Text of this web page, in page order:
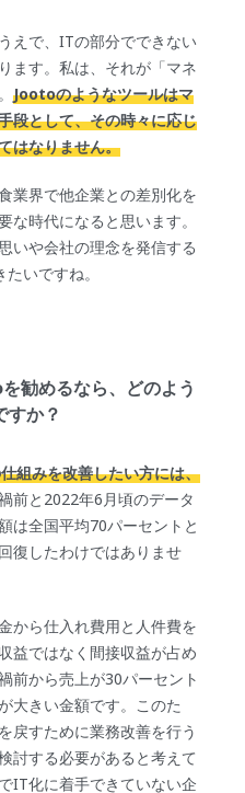
えで、ITの部分でできない
ます。私は、それが「マネ
Jootoのようなツールはマ
段として、その時々に応じ
はなりません。
業界で他企業との差別化を
な時代になると思います。
いや会社の理念を発信する
いですね。
めるなら、どのよう
すか？
組みを改善したい方には、
前と2022年6月頃のデータ
は全国平均70パーセントと
復したわけではありませ
から仕入れ費用と人件費を
益ではなく間接収益が占め
前から売上が30パーセント
大きい金額です。このた
戻すために業務改善を行う
討する必要があると考えて
IT化に着手できていない企